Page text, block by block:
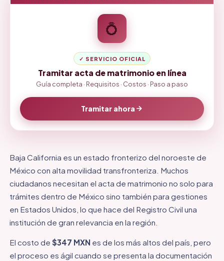
💍
✓ SERVICIO OFICIAL
Tramitar acta de matrimonio en línea
Guía completa · Requisitos · Costos · Paso a paso
Tramitar ahora
Baja California es un estado fronterizo del noroeste de
México con alta movilidad transfronteriza. Muchos
ciudadanos necesitan el acta de matrimonio no solo para
trámites dentro de México sino también para gestiones
en Estados Unidos, lo que hace del Registro Civil una
institución de gran relevancia en la región.
El costo de$347 MXN es de los más altos del país, pero
el proceso es ágil cuando se presenta la documentación